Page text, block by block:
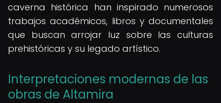
caverna histórica han inspirado numerosos
trabajos académicos, libros y documentales
que buscan arrojar luz sobre las culturas
prehistóricas y su legado artístico.
Interpretaciones modernas de las
obras de Altamira